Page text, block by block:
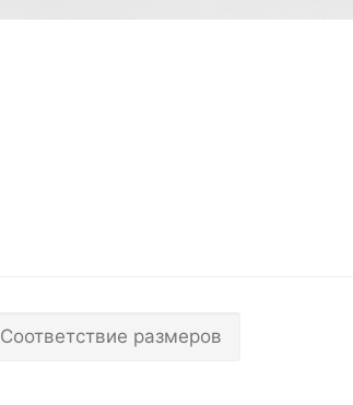
Соответствие размеров